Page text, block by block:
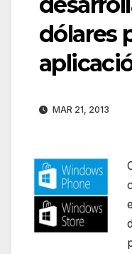
dólares
MAR 21, 2013